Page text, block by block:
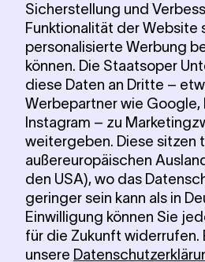
Sicherstellung und
Funktionalität der Website
personalisierte Werbung
können. Die Staatsoper
diese Daten an Dritte –
Werbepartner wie Google,
Instagram – zu
weitergeben. Diese sitzen
außereuropäischen
den USA), wo das
geringer sein kann als in
Einwilligung können Sie
für die Zukunft widerrufen.
unsere